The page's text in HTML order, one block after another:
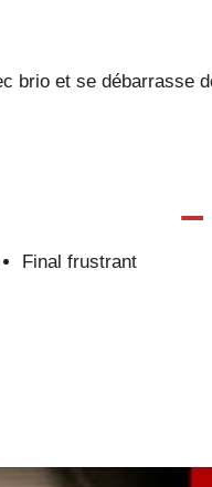
brio et se débarrasse
–
Final frustrant